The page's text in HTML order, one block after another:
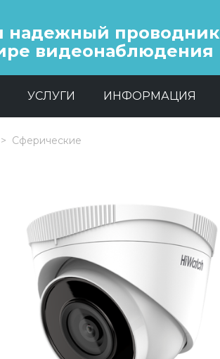
надежный проводник
видеонаблюдения
УСЛУГИ ИНФОРМАЦИЯ
Сферические